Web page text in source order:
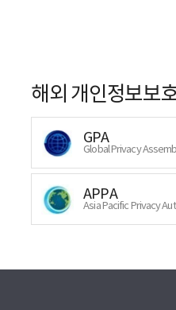
해외 개인정보보
GPA
Global Privacy
APPA
Asia Pacific Privacy